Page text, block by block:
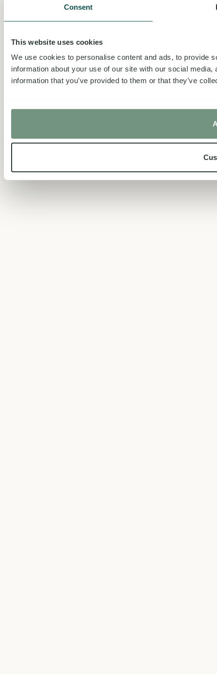
Consent
This website uses cookies
We use cookies to personalise content and ads, to provide
information about your use of our site with our social
information that you’ve provided to them or that they’ve